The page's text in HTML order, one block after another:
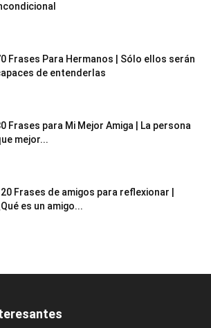
Frases Para Hermanos | Sólo ellos serán
de entenderlas
Frases para Mi Mejor Amiga | La persona
mejor...
Frases de amigos para reflexionar |
es un amigo...